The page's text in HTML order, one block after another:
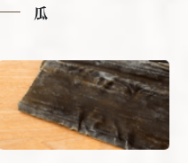
瓜